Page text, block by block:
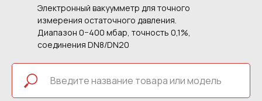
Электронный вакуумметр для точного
измерения остаточного давления.
Диапазон 0−400 мбар, точность 0,1%,
соединения DN8/DN20